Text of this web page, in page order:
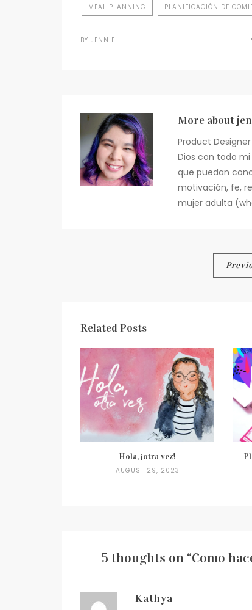
MEAL PLANNING
PLANIFICACIÓN DE
BY JENNIE
More about
Product
Dios con todo
que puedan
motivación, fe,
mujer adulta
Related Posts
Hola, ¡otra vez!
AUGUST 29, 2023
5 thoughts on “Como
Kathya